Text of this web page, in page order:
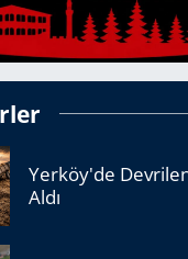
Yerköy'de
Aldı